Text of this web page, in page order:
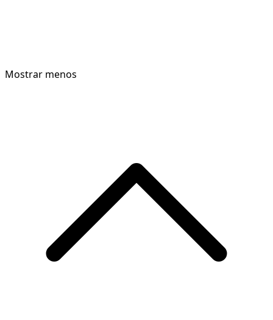
Mostrar menos